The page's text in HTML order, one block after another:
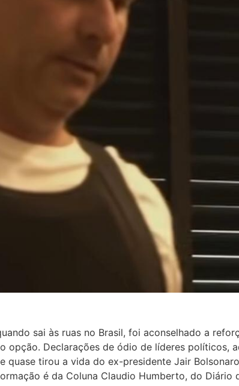
sai às ruas no Brasil, foi aconselhado a
opção. Declarações de ódio de líderes políticos,
tirou a vida do ex-presidente Jair
é da Coluna Claudio Humberto, do Diário